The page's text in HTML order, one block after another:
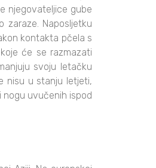
njegovateljice gube
zaraze. Naposljetku
kontakta pčela s
će se razmazati
svoju letačku
nisu u stanju letjeti,
nogu uvučenih ispod